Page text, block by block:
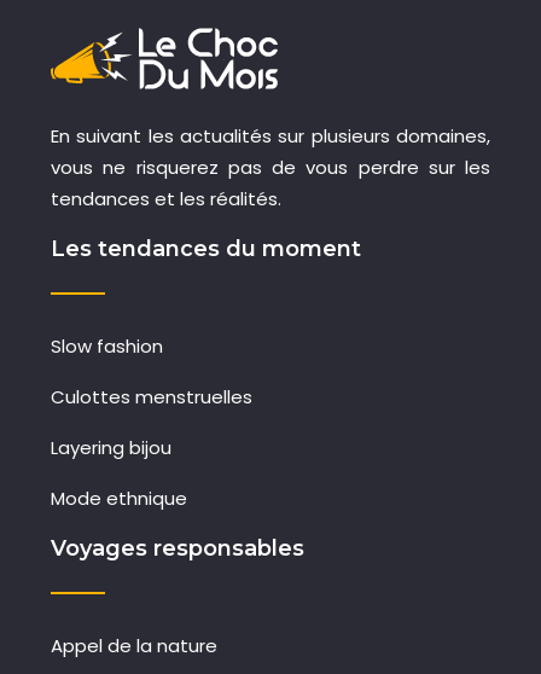
En suivant les actualités sur plusieurs domaines,
vous ne risquerez pas de vous perdre sur les
tendances et les réalités.
Les tendances du moment
Slow fashion
Culottes menstruelles
Layering bijou
Mode ethnique
Voyages responsables
Appel de la nature